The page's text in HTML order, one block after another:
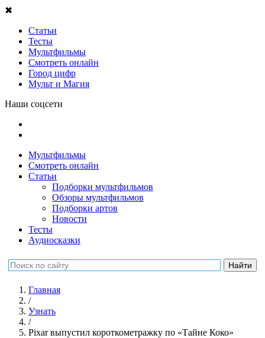
✖
Статьи
Тесты
Мультфильмы
Смотреть онлайн
Город цифр
Мульт и Магия
Наши соцсети
Мультфильмы
Смотреть онлайн
Статьи
Подборки мультфильмов
Обзоры мультфильмов
Подборки артов
Новости
Тесты
Аудиосказки
Главная
/
Узнать
/
Pixar выпустил короткометражку по «Тайне Коко»